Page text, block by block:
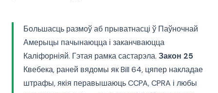
Большасць размоў аб прыватнасці ў Паўночнай
Амерыцы пачынаюцца і заканчваюцца
Каліфорніяй. Гэтая рамка састарэла. Закон 25
Квебека, раней вядомы як Bill 64, цяпер накладае
штрафы, якія перавышаюць CCPA, CPRA і любы